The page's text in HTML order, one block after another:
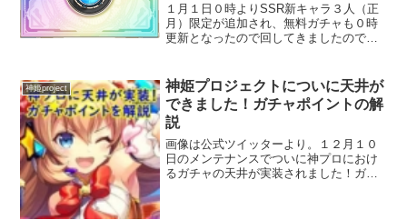
１月１日０時よりSSR新キャラ３人（正
月）限定が追加され、無料ガチャも０時
更新となったので回してきましたので結
家。いやいやいや、新年ですよ？ガチャ
初めですよ？このまま終われ...
神姫project
神姫プロジェクトについに天井が
できました！ガチャポイントの解
説
画像は公式ツイッターより。１２月１０
日のメンテナンスでついに神プロにおけ
るガチャの天井が実装されました！ガチ